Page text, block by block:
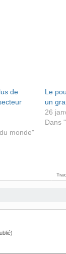
de
monde"
Le
un
26
Dans